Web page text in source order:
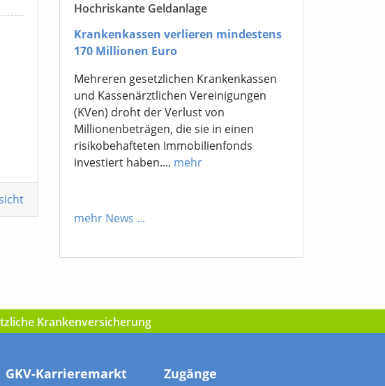
Hochriskante Geldanlage
Krankenkassen verlieren mindestens
170 Millionen Euro
Mehreren gesetzlichen Krankenkassen
und Kassenärztlichen Vereinigungen
(KVen) droht der Verlust von
Millionenbeträgen, die sie in einen
risikobehafteten Immobilienfonds
investiert haben.... mehr
mehr News ...
Krankenversicherung
GKV-Karrieremarkt Zugänge